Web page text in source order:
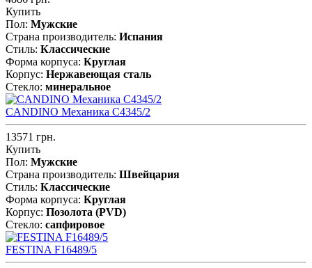
Купить
Пол: Мужские
Страна производитель: Испания
Стиль: Классические
Форма корпуса: Круглая
Корпус: Нержавеющая cталь
Стекло: минеральное
CANDINO Механика C4345/2
13571 грн.
Купить
Пол: Мужские
Страна производитель: Швейцария
Стиль: Классические
Форма корпуса: Круглая
Корпус: Позолота (PVD)
Стекло: сапфировое
FESTINA F16489/5